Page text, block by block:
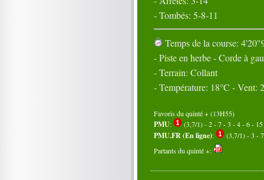
- Tombés: 5-8-11
Temps de la course:
- Piste en herbe - Corde à
- Terrain: Collant
- Température: 18°C - Vent:
Favoris du quinté + (13H55)
PMU: (3,7/1) - 2 - 7 - 3 - 4 - 6 -
PMU.FR (En ligne):
(3,7/1) - 3 -
Partants du quinté +: